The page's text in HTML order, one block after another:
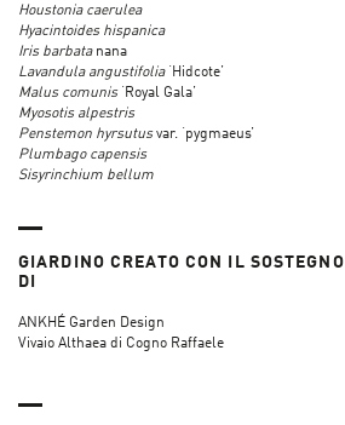
Houstonia caerulea
Hyacintoides hispanica
Iris barbatanana
Lavandula angustifolia‘Hidcote’
Malus comunis‘Royal Gala’
Myosotis alpestris
Penstemon hyrsutusvar. ‘pygmaeus’
Plumbago capensis
Sisyrinchium bellum
GIARDINO CREATO CON IL SOSTEGNO
DI
ANKHÉ Garden Design
Vivaio Althaea di Cogno Raffaele